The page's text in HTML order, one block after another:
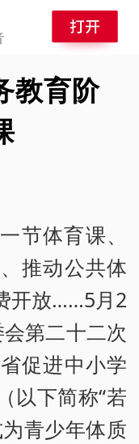
教育阶
节体育课、
推动公共体
开放……5月2
第二十二次
促进中小学
以下简称“若
青少年体质